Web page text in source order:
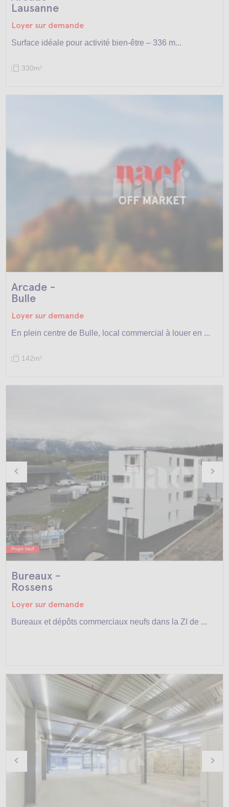
Lausanne
Loyer sur demande
Surface idéale pour activité bien-être – 336 m...
330m2
Arcade -
Bulle
Loyer sur demande
En plein centre de Bulle, local commercial à louer en ...
142m2
Projet neuf
Bureaux -
Rossens
Loyer sur demande
Bureaux et dépôts commerciaux neufs dans la ZI de ...